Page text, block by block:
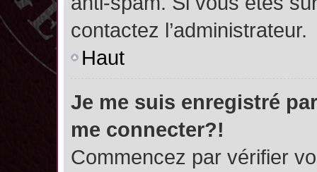
contactez l’administrateur.
Haut
Je me suis enregistré
me connecter?!
Commencez par vérifier